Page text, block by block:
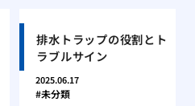
排水トラップの役割とト
ラブルサイン
2025.06.17
未分類